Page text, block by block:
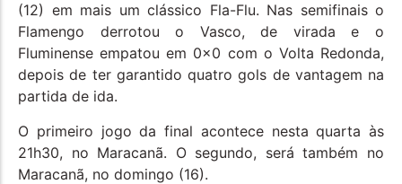
(12) em mais um clássico Fla-Flu. Nas semifinais o
Flamengo derrotou o Vasco, de virada e o
Fluminense empatou em 0x0 com o Volta Redonda,
depois de ter garantido quatro gols de vantagem na
partida de ida.
O primeiro jogo da final acontece nesta quarta às
21h30, no Maracanã. O segundo, será também no
Maracanã, no domingo (16).